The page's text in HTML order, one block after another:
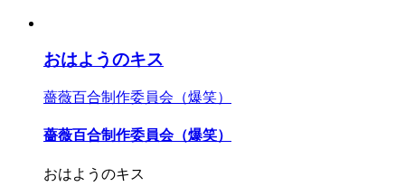
おはようのキス
薔薇百合制作委員会（爆笑）
薔薇百合制作委員会（爆笑）
おはようのキス